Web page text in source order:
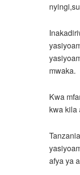
mwaka.
Kwa
kwa kila
afya ya